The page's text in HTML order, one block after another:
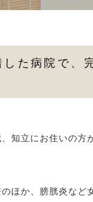
た病院で、
知立にお住いの方
ほか、膀胱炎など